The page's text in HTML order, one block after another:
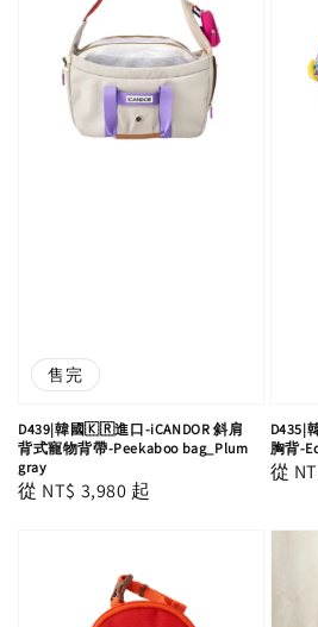
售完
D439|韓國🇰🇷進口-iCANDOR 斜肩
背式寵物背帶-Peekaboo bag_Plum
gray
Regular
從 NT$ 3,980 起
D435|
胸背-
從